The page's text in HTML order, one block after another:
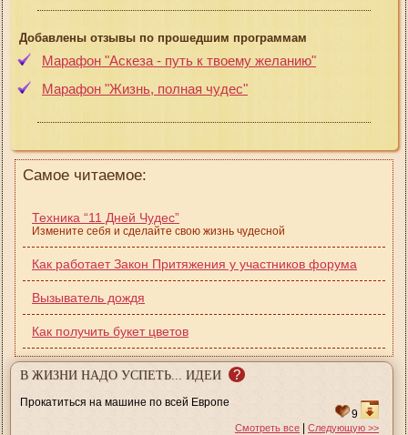
Добавлены отзывы по прошедшим программам
Марафон "Аскеза - путь к твоему желанию"
Марафон "Жизнь, полная чудес"
Самое читаемое:
Техника “11 Дней Чудес”
Измените себя и сделайте свою жизнь чудесной
Как работает Закон Притяжения у участников форума
Вызыватель дождя
Как получить букет цветов
В ЖИЗНИ НАДО УСПЕТЬ... ИДЕИ ?
Прокатиться на машине по всей Европе
9
Смотреть все | Следующую >>